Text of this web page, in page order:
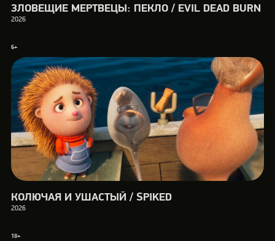
ЗЛОВЕЩИЕ МЕРТВЕЦЫ: ПЕКЛО / EVIL DEAD BURN
2026
6+
КОЛЮЧАЯ И УШАСТЫЙ / SPIKED
2026
18+